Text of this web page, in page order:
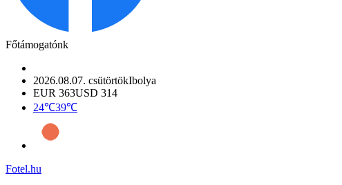
Főtámogatónk
2026.08.07. csütörtökIbolya
EUR 363USD 314
24℃39℃
Fotel.hu